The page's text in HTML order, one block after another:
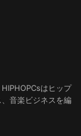
はヒップ
音楽ビジネスを編